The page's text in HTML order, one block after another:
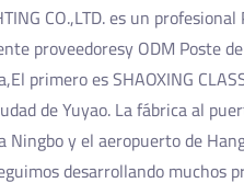
CO.,LTD. es un profesional
proveedoresyODM Poste
,El primero es SHAOXING
de Yuyao. La fábrica al
Ningbo y el aeropuerto de
desarrollando muchos